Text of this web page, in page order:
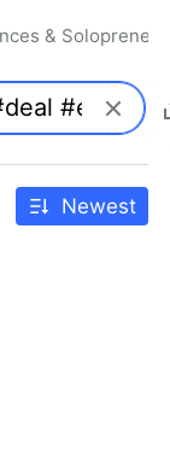
&
Newest